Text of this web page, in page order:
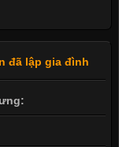
đã lập gia đình